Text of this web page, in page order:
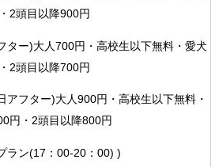
2頭目以降900円
ター)大人700円・高校生以下無料・愛犬
2頭目以降700円
アフター)大人900円・高校生以下無料・
円・2頭目以降800円
ラン(17：00-20：00) )